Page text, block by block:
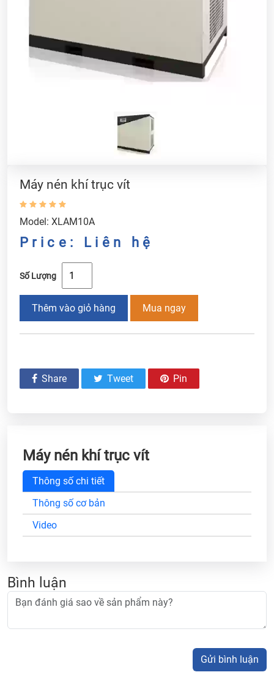
Máy nén khí trục vít
Model: XLAM10A
Price: Liên hệ
Số Lượng
Thêm vào giỏ hàng Mua ngay
Share Tweet Pin
Máy nén khí trục vít
Thông số chi tiết
Thông số cơ bản
Video
Bình luận
Gửi bình luận